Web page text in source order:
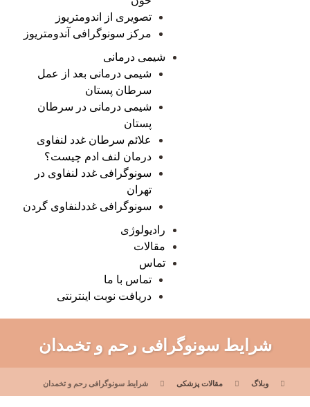
تصویری از اندومتریوز
مرکز سونوگرافی آندومتریوز
شیمی درمانی
شیمی درمانی بعد از عمل
سرطان پستان
شیمی درمانی در سرطان
پستان
علائم سرطان غدد لنفاوی
درمان لنف ادم چیست؟
سونوگرافی غدد لنفاوی در
تهران
سونوگرافی غددلنفاوی گردن
رادیولوژی
مقالات
تماس
تماس با ما
دریافت نوبت اینترنتی
شرایط سونوگرافی رحم و تخمدان
وبلاگ مقالات پزشکی شرایط سونوگرافی رحم و تخمدان